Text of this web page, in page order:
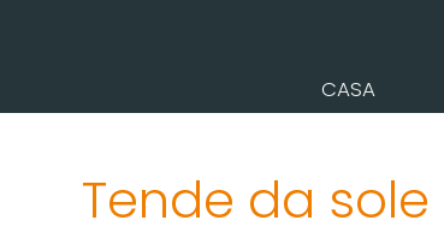
CASA
Tende da sole